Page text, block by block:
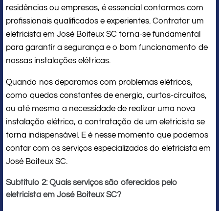
residências ou empresas, é essencial contarmos com
profissionais qualificados e experientes. Contratar um
eletricista em José Boiteux SC torna-se fundamental
para garantir a segurança e o bom funcionamento de
nossas instalações elétricas.
Quando nos deparamos com problemas elétricos,
como quedas constantes de energia, curtos-circuitos,
ou até mesmo a necessidade de realizar uma nova
instalação elétrica, a contratação de um eletricista se
torna indispensável. E é nesse momento que podemos
contar com os serviços especializados do eletricista em
José Boiteux SC.
Subtítulo 2: Quais serviços são oferecidos pelo
eletricista em José Boiteux SC?